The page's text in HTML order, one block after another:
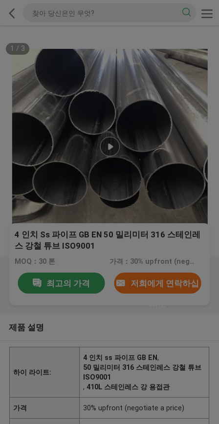
1 / 3
4 인치 Ss 파이프 GB EN 50 밀리미터 316 스테인레
스 강철 튜브 ISO9001
MOQ：30 톤 가격：30% upfront (negotiate a price)
최고의 가격 저희에게 연락하십
제품 설명
하이 라이트:
4 인치 ss 파이프 GB EN,
50 밀리미터 316 스테인레스 강철 튜브
ISO9001
, 410L 스테인레스 강 용접관
가격 30% upfront (negotiate a price)